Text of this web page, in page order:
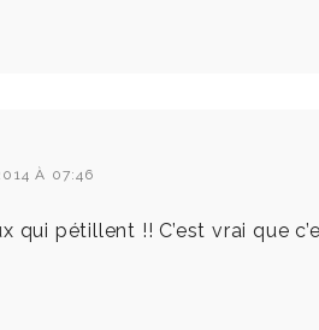
À 07:46
qui pétillent !! C’est vrai que